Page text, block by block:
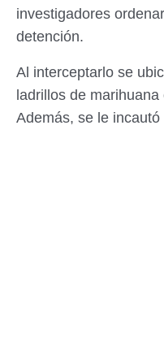
investigadores
detención.
Al interceptarlo se
ladrillos de
Además, se le